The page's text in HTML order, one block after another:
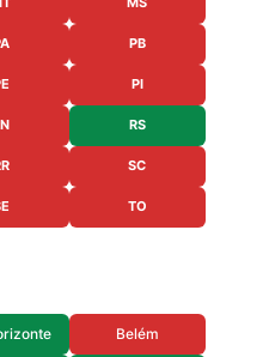
PB
PI
RS
SC
TO
Belém